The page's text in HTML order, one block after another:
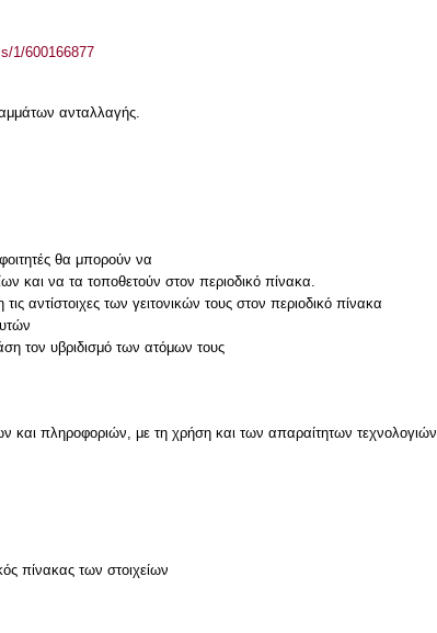
1/600166877
ανταλλαγής.
θα μπορούν να
και να τα τοποθετούν στον περιοδικό πίνακα.
τις αντίστοιχες των γειτονικών τους στον περιοδικό πίνακα
και πληροφοριών, με τη χρήση και των απαραίτητων τεχνολογιών
πίνακας των στoιχείων